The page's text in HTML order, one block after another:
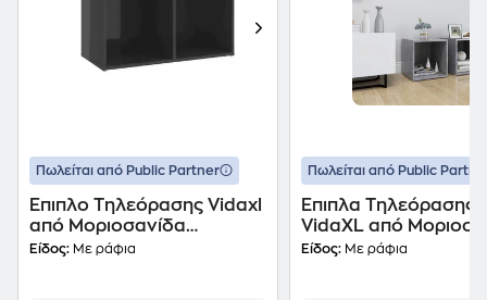
Πωλείται από Public Partner
Έπιπλο Τηλεόρασης Vidaxl
από Μοριοσανίδα
Είδος: Με ράφια
Πωλείται από Public
Έπιπλα Τηλεόρασης
VidaXL από
2 Τμχ 37x35x37cm -
Είδος: Με ράφια